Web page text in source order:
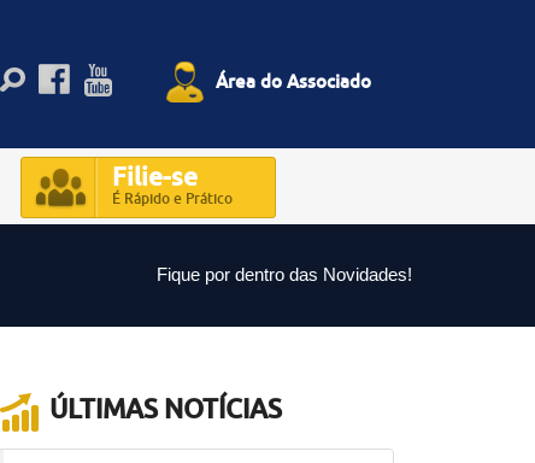
Área do Associado
Filie-se
É Rápido e Prático
Fique por dentro das Novidades!
ÚLTIMAS NOTÍCIAS